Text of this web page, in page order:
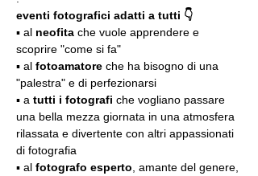
eventi fotografici adatti a tutti 👇
▪️ al neofita che vuole apprendere e
scoprire "come si fa"
▪️ al fotoamatore che ha bisogno di una
"palestra" e di perfezionarsi
▪️ a tutti i fotografi che vogliano passare
una bella mezza giornata in una atmosfera
rilassata e divertente con altri appassionati
di fotografia
▪️ al fotografo esperto , amante del genere,